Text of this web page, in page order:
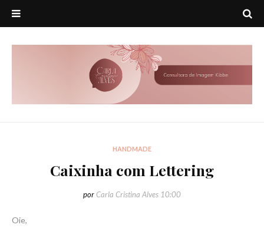
HANDMADE
Caixinha com Lettering
porCarla Cristina Alves 10:00
Oie,